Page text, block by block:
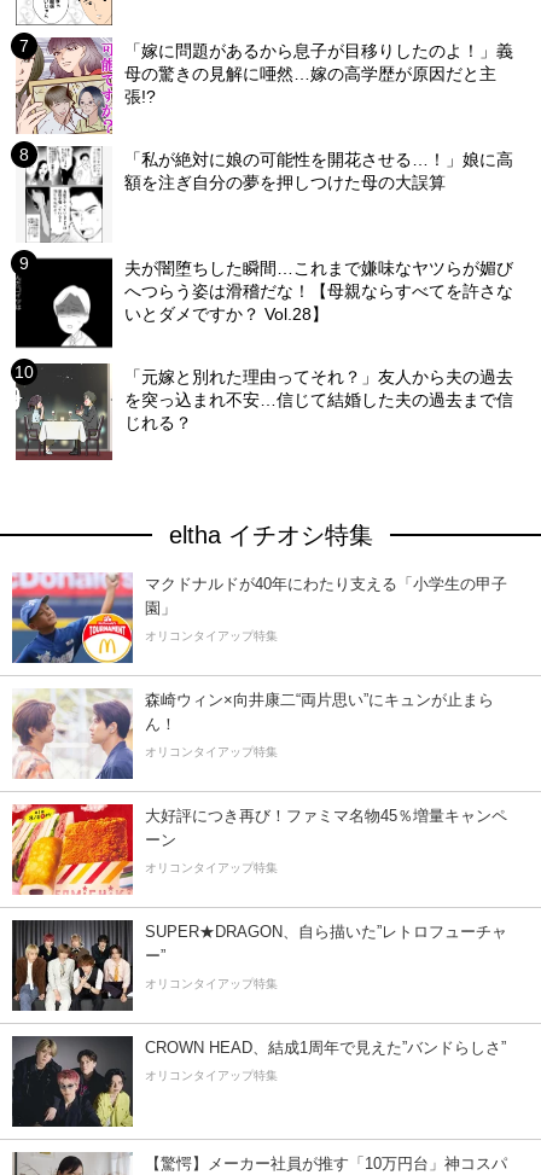
「嫁に問題があるから息子が目移りしたのよ！」義
母の驚きの見解に唖然…嫁の高学歴が原因だと主
張!?
「私が絶対に娘の可能性を開花させる…！」娘に高
額を注ぎ自分の夢を押しつけた母の大誤算
夫が闇堕ちした瞬間…これまで嫌味なヤツらが媚び
へつらう姿は滑稽だな！【母親ならすべてを許さな
いとダメですか？ Vol.28】
「元嫁と別れた理由ってそれ？」友人から夫の過去
を突っ込まれ不安…信じて結婚した夫の過去まで信
じれる？
eltha イチオシ特集
マクドナルドが40年にわたり支える「小学生の甲子
園」
オリコンタイアップ特集
森崎ウィン×向井康二“両片思い”にキュンが止まら
ん！
オリコンタイアップ特集
大好評につき再び！ファミマ名物45％増量キャンペ
ーン
オリコンタイアップ特集
SUPER★DRAGON、自ら描いた”レトロフューチャ
ー”
オリコンタイアップ特集
CROWN HEAD、結成1周年で見えた”バンドらしさ”
オリコンタイアップ特集
【驚愕】メーカー社員が推す「10万円台」神コスパ